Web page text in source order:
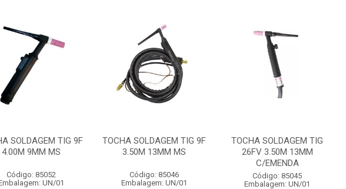
SOLDAGEM TIG 9F
4.00M 9MM MS
Código: 85052
UN/01
TOCHA SOLDAGEM TIG 9F
3.50M 13MM MS
Código: 85046
Embalagem: UN/01
TOCHA SOLDAGEM TIG
26FV 3.50M 13MM
C/EMENDA
Código: 85045
Embalagem: UN/01